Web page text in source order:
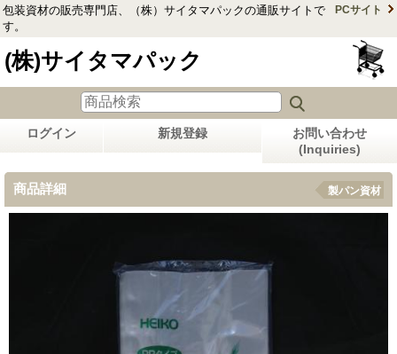
包装資材の販売専門店、（株）サイタマパックの通販サイトで
す。
PCサイト
(株)サイタマパック
ログイン 新規登録
お問い合わせ
(Inquiries)
商品詳細 製パン資材